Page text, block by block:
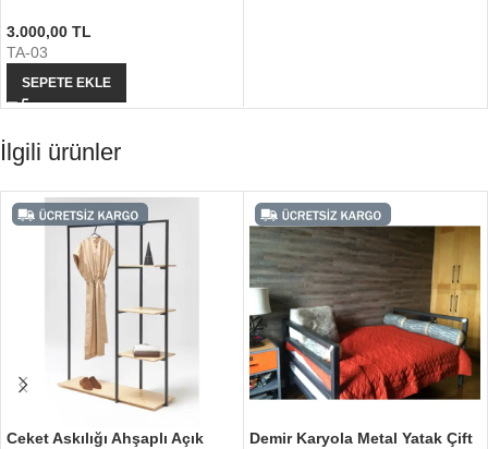
3.000,00 TL
TA-03
SEPETE EKLE
İlgili ürünler
Ceket Askılığı Ahşaplı Açık
Demir Karyola Metal Yatak Çift